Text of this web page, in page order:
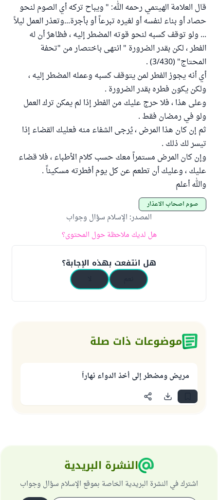
قال العلامة الهيتمي رحمه الله: " ويباح تركه أي الصوم لنحو
حصاد أو بناء لنفسه أو لغيره تبرعاً أو بأجرة...وتعذر العمل ليلاً
... ولو توقف كسبه لنحو قوته المضطر إليه ، فظاهرٌ أن له
الفطر ، لكن بقدر الضرورة " انتهى باختصار من "تحفة
المحتاج" (3/430) .
أي أنه يجوز الفطر لمن يتوقف كسبه وعمله المضطر إليه ،
ولكن يكون فطره بقدر الضرورة .
وعلى هذا ، فلا حرج عليك من الفطر إذا لم يمكن ترك العمل
ولو في رمضان فقط .
ثم إن كان هذا المرض ، يُرجى الشفاء منه فعليك القضاء إذا
تيسر لك ذلك .
وإن كان المرض مستمراً معك حسب كلام الأطباء ، فلا قضاء
عليك ، وعليك أن تطعم عن كل يوم أفطرته مسكيناً .
والله أعلم
صوم أصحاب الأعذار
المصدر: الإسلام سؤال وجواب
هل لديك ملاحظة حول المحتوى؟
هل انتفعت بهذه الإجابة؟
موضوعات ذات صلة
مريض ومضطر إلى أخذ الدواء نهاراً
النشرة البريدية
اشترك في النشرة البريدية الخاصة بموقع الإسلام سؤال وجواب